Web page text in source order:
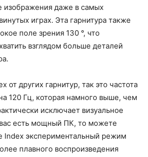
изображения даже в самых
играх. Эта гарнитура также
поле зрения 130 °, что
взглядом больше деталей
от других гарнитур, так это частота
120 Гц, которая намного выше, чем
исключает визуальное
есть мощный ПК, то можете
Index экспериментальный режим
плавного воспроизведения